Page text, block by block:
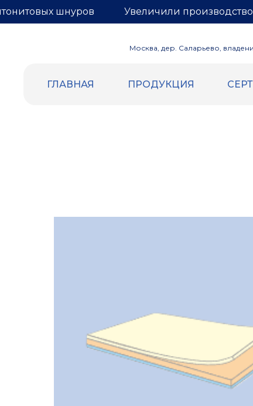
Увеличили
шнуров
Москва, дер. Саларьево,
ГЛАВНАЯ ПРОДУКЦИЯ
Отражающая изоляция (Фольга |